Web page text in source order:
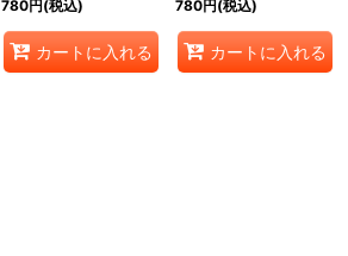
【-】{D02-06}《》
780円(税込)
カートに入れる
780円(税込)
カートに入れる